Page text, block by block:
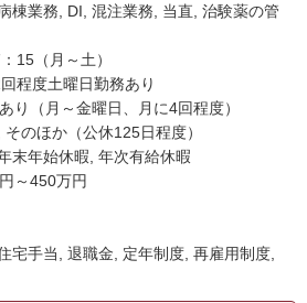
棟業務, DI, 混注業務, 当直, 治験薬の管
15（月～土）
曜日勤務あり
金曜日、月に4回程度）
のほか（公休125日程度）
年始休暇, 年次有給休暇
～450万円
宅手当, 退職金, 定年制度, 再雇用制度,